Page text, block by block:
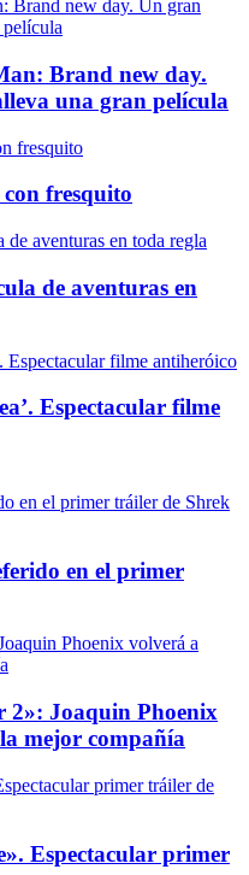
Brand new day.
una gran película
con fresquito
de aventuras en
Espectacular filme
en el primer
2»: Joaquin Phoenix
mejor compañía
Espectacular primer